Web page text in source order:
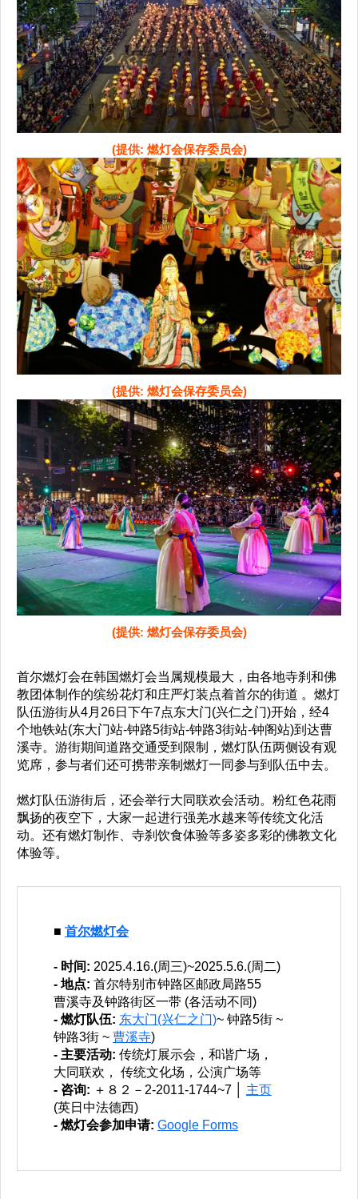
(提供: 燃灯会保存委员会)
(提供: 燃灯会保存委员会)
(提供: 燃灯会保存委员会)
首尔燃灯会在韩国燃灯会当属规模最大，由各地寺刹和佛
教团体制作的缤纷花灯和庄严灯装点着首尔的街道 。燃灯
队伍游街从4月26日下午7点东大门(兴仁之门)开始，经4
个地铁站(东大门站-钟路5街站-钟路3街站-钟阁站)到达曹
溪寺。游街期间道路交通受到限制，燃灯队伍两侧设有观
览席，参与者们还可携带亲制燃灯一同参与到队伍中去。
燃灯队伍游街后，还会举行大同联欢会活动。粉红色花雨
飘扬的夜空下，大家一起进行强羌水越来等传统文化活
动。还有燃灯制作、寺刹饮食体验等多姿多彩的佛教文化
体验等。
■ 首尔燃灯会
- 时间: 2025.4.16.(周三)~2025.5.6.(周二)
- 地点: 首尔特别市钟路区邮政局路55
曹溪寺及钟路街区一带 (各活动不同)
- 燃灯队伍: 东大门(兴仁之门)~ 钟路5街 ~
钟路3街 ~ 曹溪寺)
- 主要活动: 传统灯展示会，和谐广场，
大同联欢， 传统文化场，公演广场等
- 咨询: ＋８２－2-2011-1744~7 │ 主页
(英日中法德西)
- 燃灯会参加申请: Google Forms